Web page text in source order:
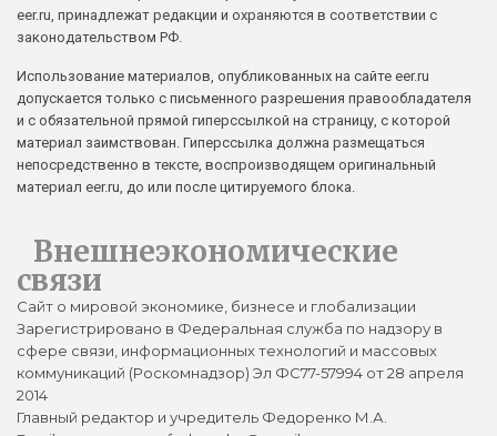
eer.ru, принадлежат редакции и охраняются в соответствии с
законодательством РФ.
Использование материалов, опубликованных на сайте eer.ru
допускается только с письменного разрешения правообладателя
и с обязательной прямой гиперссылкой на страницу, с которой
материал заимствован. Гиперссылка должна размещаться
непосредственно в тексте, воспроизводящем оригинальный
материал eer.ru, до или после цитируемого блока.
Внешнеэкономические
связи
Сайт о мировой экономике, бизнесе и глобализации
Зарегистрировано в Федеральная служба по надзору в
сфере связи, информационных технологий и массовых
коммуникаций (Роскомнадзор) Эл ФС77-57994 от 28 апреля
2014
Главный редактор и учредитель Федоренко М.А.